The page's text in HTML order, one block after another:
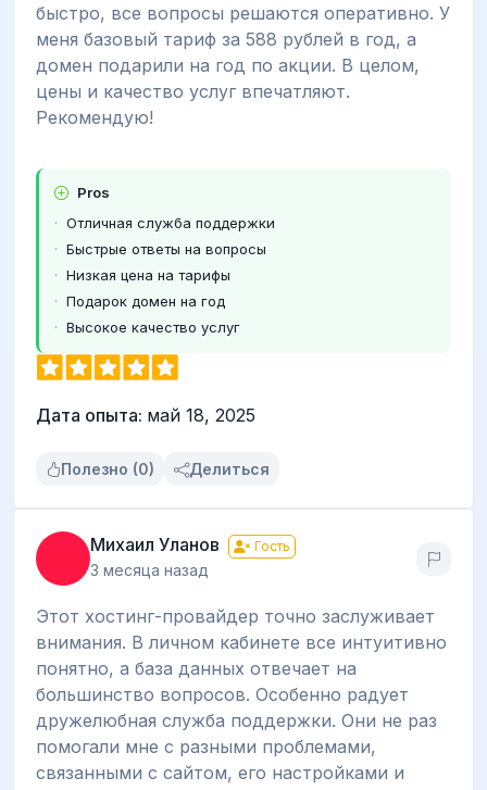
быстро, все вопросы решаются оперативно. У
меня базовый тариф за 588 рублей в год, а
домен подарили на год по акции. В целом,
цены и качество услуг впечатляют.
Рекомендую!
Pros
Отличная служба поддержки
Быстрые ответы на вопросы
Низкая цена на тарифы
Подарок домен на год
Высокое качество услуг
Дата опыта: май 18, 2025
Полезно (0) Делиться
Михаил Уланов Гость
3 месяца назад
Этот хостинг-провайдер точно заслуживает
внимания. В личном кабинете все интуитивно
понятно, а база данных отвечает на
большинство вопросов. Особенно радует
дружелюбная служба поддержки. Они не раз
помогали мне с разными проблемами,
связанными с сайтом, его настройками и